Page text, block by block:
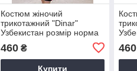
Костюм жіночий
трикотажний "Dinar"
Узбекистан розмір норма
460₴
Купити
460